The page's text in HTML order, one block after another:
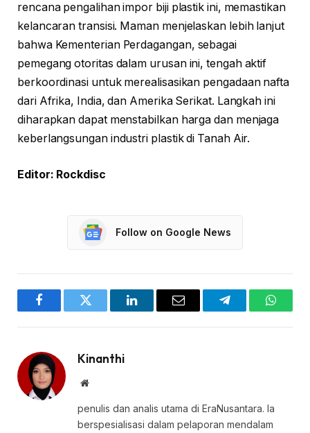
rencana pengalihan impor biji plastik ini, memastikan
kelancaran transisi. Maman menjelaskan lebih lanjut
bahwa Kementerian Perdagangan, sebagai
pemegang otoritas dalam urusan ini, tengah aktif
berkoordinasi untuk merealisasikan pengadaan nafta
dari Afrika, India, dan Amerika Serikat. Langkah ini
diharapkan dapat menstabilkan harga dan menjaga
keberlangsungan industri plastik di Tanah Air.
Editor: Rockdisc
Follow on Google News
FacebookTwitter LinkedInEmail Telegram
Kinanthi
Website
penulis dan analis utama di EraNusantara. Ia
berspesialisasi dalam pelaporan mendalam